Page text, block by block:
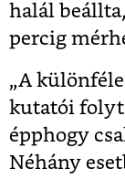
halál
percig
„A
kutatói
épphogy
Néhány